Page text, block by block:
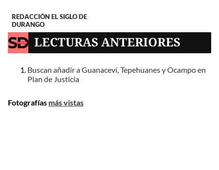
REDACCIÓN EL SIGLO DE
DURANGO
LECTURAS ANTERIORES
Buscan añadir a Guanaceví, Tepehuanes y Ocampo en
Plan de Justicia
Fotografías más vistas